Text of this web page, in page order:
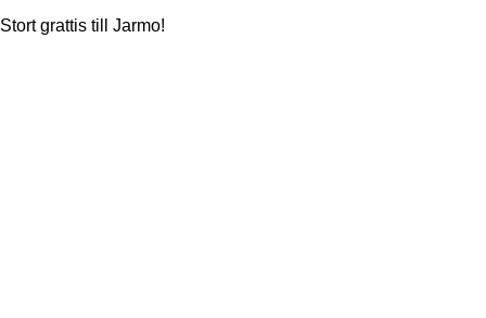
Stort grattis till Jarmo!